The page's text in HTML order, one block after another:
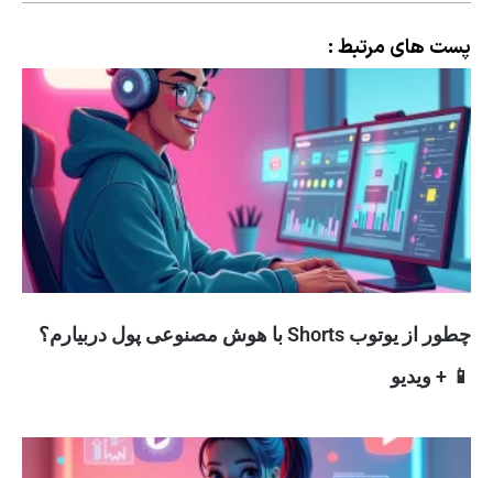
پست های مرتبط :
چطور از یوتوب Shorts با هوش مصنوعی پول دربیارم؟
📱 + ویدیو